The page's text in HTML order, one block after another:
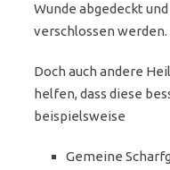
Wunde abgedeckt
verschlossen werden.
Doch auch andere
helfen, dass diese
beispielsweise
Gemeine